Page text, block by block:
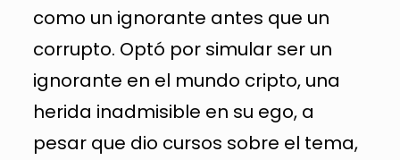
como un ignorante antes que un
corrupto. Optó por simular ser un
ignorante en el mundo cripto, una
herida inadmisible en su ego, a
pesar que dio cursos sobre el tema,